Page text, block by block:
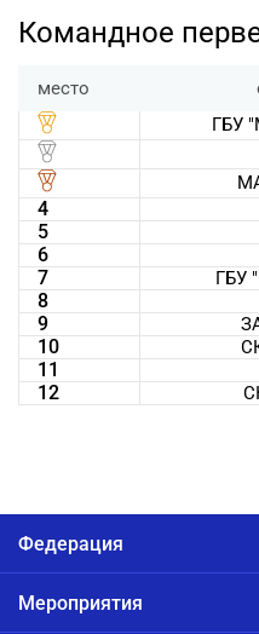
Командное
место
ГБУ
4
5
6
7 ГБУ
8
9
10
11
12
Федерация
Мероприятия